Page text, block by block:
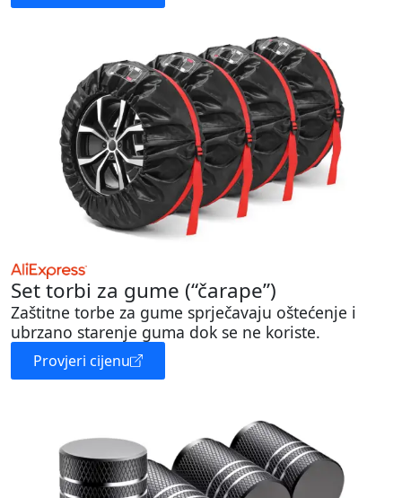
Set torbi za gume (“čarape”)
Zaštitne torbe za gume sprječavaju oštećenje i
ubrzano starenje guma dok se ne koriste.
Provjeri cijenu